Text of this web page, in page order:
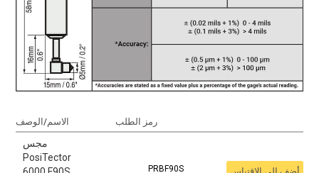
الاسم/الوصف رمز الطلب
مجس
PosiTector
PRBF90S